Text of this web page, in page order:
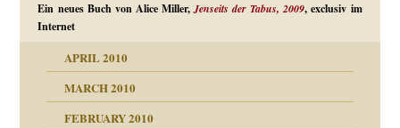
Ein neues Buch von Alice Miller,Jenseits der Tabus, 2009, exclusiv im
Internet
APRIL 2010
MARCH 2010
FEBRUARY 2010